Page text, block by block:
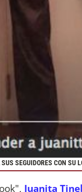
SEGUIDORES CON SU
Juanita